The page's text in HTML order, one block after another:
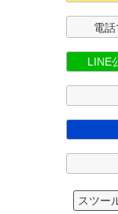
電
LINE
スツー